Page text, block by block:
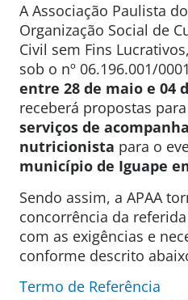
A Associação Paulista
Organização Social de
Civil sem Fins
sob o nº 06.196.001/
entre 28 de maio e 04
receberá propostas para
serviços de
nutricionista para o
município de Iguape
Sendo assim, a APAA
concorrência da
com as exigências e
conforme descrito
Termo de Referência